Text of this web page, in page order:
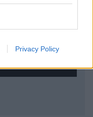
Privacy Policy